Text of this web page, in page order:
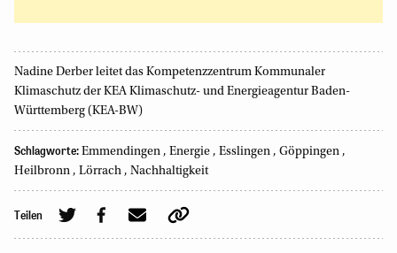
Nadine Derber leitet das Kompetenzzentrum Kommunaler
Klimaschutz der KEA Klimaschutz- und Energieagentur Baden-
Württemberg (KEA-BW)
Schlagworte: Emmendingen , Energie , Esslingen , Göppingen ,
Heilbronn , Lörrach , Nachhaltigkeit
Teilen